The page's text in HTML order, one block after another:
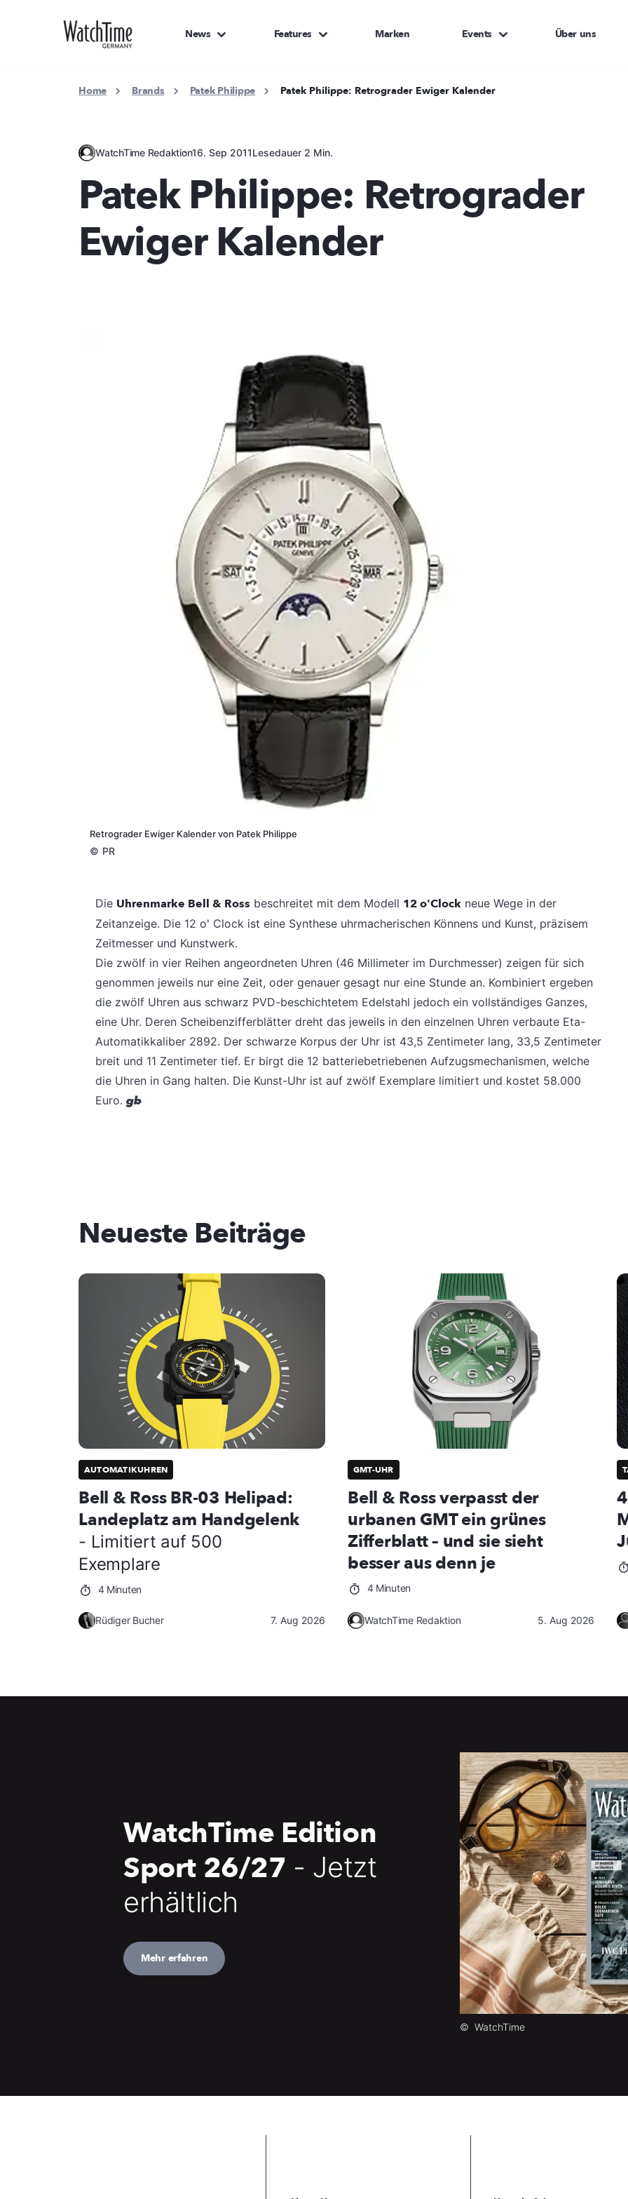
News Features Marken Events Über uns
Home Brands Patek Philippe Patek Philippe: Retrograder Ewiger Kalender
WatchTime Redaktion16. Sep 2011Lesedauer 2 Min.
Patek Philippe: Retrograder
Ewiger Kalender
Retrograder Ewiger Kalender von Patek Philippe
© PR
Die Uhrenmarke Bell & Ross beschreitet mit dem Modell 12 o'Clock neue Wege in der
Zeitanzeige. Die 12 o' Clock ist eine Synthese uhrmacherischen Könnens und Kunst, präzisem
Zeitmesser und Kunstwerk.
Die zwölf in vier Reihen angeordneten Uhren (46 Millimeter im Durchmesser) zeigen für sich
genommen jeweils nur eine Zeit, oder genauer gesagt nur eine Stunde an. Kombiniert ergeben
die zwölf Uhren aus schwarz PVD-beschichtetem Edelstahl jedoch ein vollständiges Ganzes,
eine Uhr. Deren Scheibenzifferblätter dreht das jeweils in den einzelnen Uhren verbaute Eta-
Automatikkaliber 2892. Der schwarze Korpus der Uhr ist 43,5 Zentimeter lang, 33,5 Zentimeter
breit und 11 Zentimeter tief. Er birgt die 12 batteriebetriebenen Aufzugsmechanismen, welche
die Uhren in Gang halten. Die Kunst-Uhr ist auf zwölf Exemplare limitiert und kostet 58.000
Euro. gb
Neueste Beiträge
AUTOMATIKUHREN
Bell & Ross BR-03 Helipad:
Landeplatz am Handgelenk
- Limitiert auf 500
Exemplare
4 Minuten
Rüdiger Bucher 7. Aug 2026
GMT-UHR
Bell & Ross verpasst der
urbanen GMT ein grünes
Zifferblatt – und sie sieht
besser aus denn je
4 Minuten
WatchTime Redaktion 5. Aug 2026
© WatchTime
WatchTime Edition
Sport 26/27 - Jetzt
erhältlich
Mehr erfahren